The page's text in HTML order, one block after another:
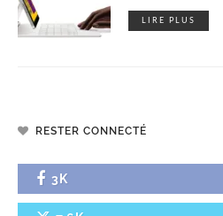
LIRE PLUS
RESTER CONNECTÉ
3K